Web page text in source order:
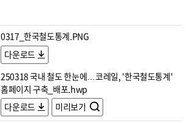
0317_한국철도통계.PNG
다운로드
250318 국내 철도 한눈에…코레일, '한국철도통계'
홈페이지 구축_배포.hwp
다운로드
미리보기